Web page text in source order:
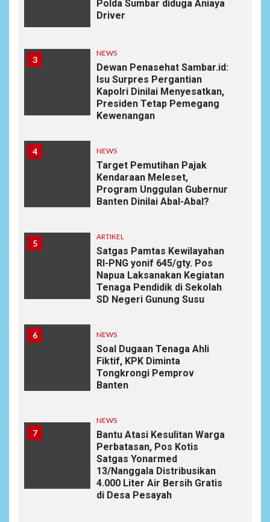
Polda Sumbar diduga Aniaya
Driver
3
NEWS
Dewan Penasehat Sambar.id:
Isu Surpres Pergantian
Kapolri Dinilai Menyesatkan,
Presiden Tetap Pemegang
Kewenangan
4 NEWS
Target Pemutihan Pajak
Kendaraan Meleset,
Program Unggulan Gubernur
Banten Dinilai Abal-Abal?
5
ARTIKEL
Satgas Pamtas Kewilayahan
RI-PNG yonif 645/gty. Pos
Napua Laksanakan Kegiatan
Tenaga Pendidik di Sekolah
SD Negeri Gunung Susu
6 NEWS
Soal Dugaan Tenaga Ahli
Fiktif, KPK Diminta
Tongkrongi Pemprov
Banten
7
NEWS
Bantu Atasi Kesulitan Warga
Perbatasan, Pos Kotis
Satgas Yonarmed
13/Nanggala Distribusikan
4.000 Liter Air Bersih Gratis
di Desa Pesayah